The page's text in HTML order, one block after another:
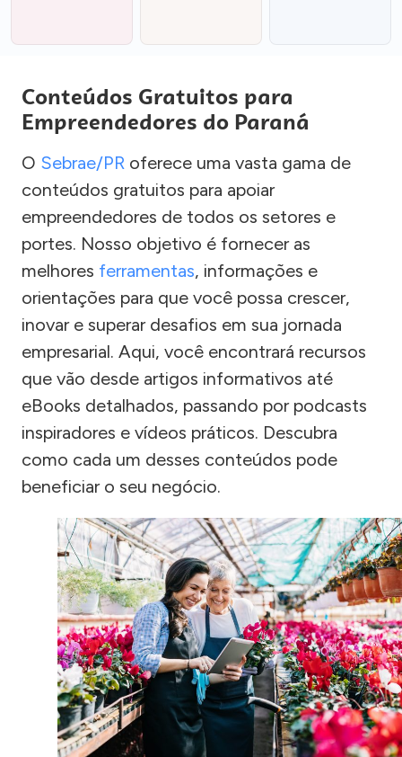
Conteúdos Gratuitos para
Empreendedores do Paraná
O Sebrae/PR oferece uma vasta gama de
conteúdos gratuitos para apoiar
empreendedores de todos os setores e
portes. Nosso objetivo é fornecer as
melhores ferramentas, informações e
orientações para que você possa crescer,
inovar e superar desafios em sua jornada
empresarial. Aqui, você encontrará recursos
que vão desde artigos informativos até
eBooks detalhados, passando por podcasts
inspiradores e vídeos práticos. Descubra
como cada um desses conteúdos pode
beneficiar o seu negócio.